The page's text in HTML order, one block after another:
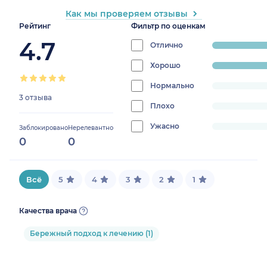
Рейтинг
4.7
3 отзыва
Заблокировано
0
Нерелевантно
0
Фильтр по оценкам
Отлично
progress:
66.66666666666666%
Хорошо
progress:
33.33333333333333%
Нормально
0%
Плохо
0%
Ужасно
progress:
Как мы проверяем отзывы
Всё 5 4 3 2 1
Качества врача
Бережный подход к лечению (1)